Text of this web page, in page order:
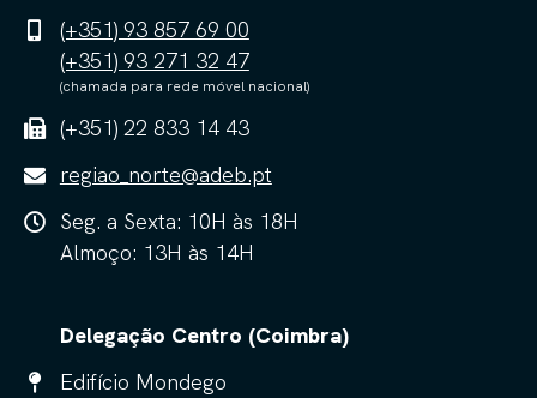
(+351) 93 857 69 00
(+351) 93 271 32 47
(chamada para rede móvel nacional)
(+351) 22 833 14 43
regiao_norte@adeb.pt
Seg. a Sexta: 10H às 18H
Almoço: 13H às 14H
Delegação Centro (Coimbra)
Edifício Mondego